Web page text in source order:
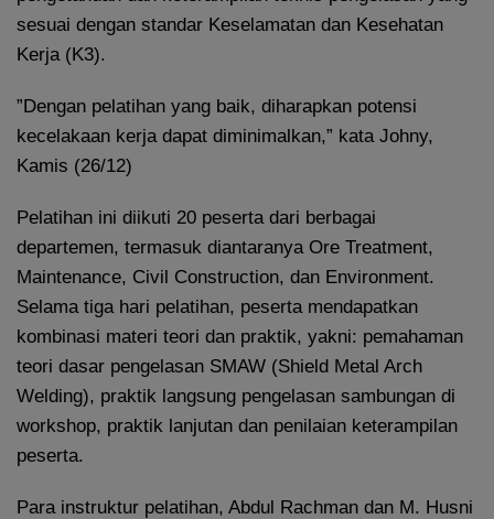
sesuai dengan standar Keselamatan dan Kesehatan
Kerja (K3).
”Dengan pelatihan yang baik, diharapkan potensi
kecelakaan kerja dapat diminimalkan,” kata Johny,
Kamis (26/12)
Pelatihan ini diikuti 20 peserta dari berbagai
departemen, termasuk diantaranya Ore Treatment,
Maintenance, Civil Construction, dan Environment.
Selama tiga hari pelatihan, peserta mendapatkan
kombinasi materi teori dan praktik, yakni: pemahaman
teori dasar pengelasan SMAW (Shield Metal Arch
Welding), praktik langsung pengelasan sambungan di
workshop, praktik lanjutan dan penilaian keterampilan
peserta.
Para instruktur pelatihan, Abdul Rachman dan M. Husni